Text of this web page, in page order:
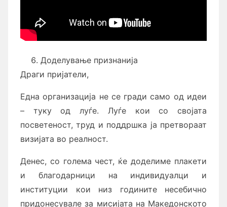
Доделување признанија
Драги пријатели,
Една организација не се гради само од идеи
– туку од луѓе. Луѓе кои со својата
посветеност, труд и поддршка ја претвораат
визијата во реалност.
Денес, со голема чест, ќе доделиме плакети
и благодарници на индивидуалци и
институции кои низ годините несебично
придонесувале за мисијата на Македонското